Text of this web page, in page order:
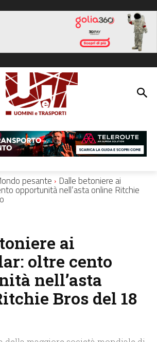
pesante Dalle betoniere ai
opportunità nell’asta online Ritchie
ai
oltre cento
nell’asta
Bros del 18